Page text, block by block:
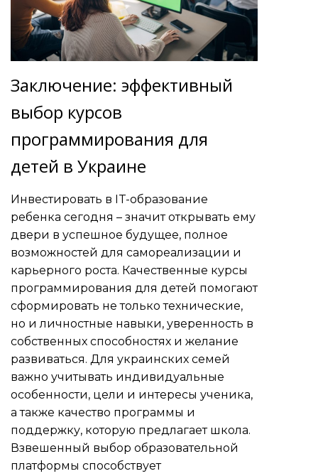
Заключение: эффективный
выбор курсов
программирования для
детей в Украине
Инвестировать в IT-образование
ребенка сегодня – значит открывать ему
двери в успешное будущее, полное
возможностей для самореализации и
карьерного роста. Качественные курсы
программирования для детей помогают
сформировать не только технические,
но и личностные навыки, уверенность в
собственных способностях и желание
развиваться. Для украинских семей
важно учитывать индивидуальные
особенности, цели и интересы ученика,
а также качество программы и
поддержку, которую предлагает школа.
Взвешенный выбор образовательной
платформы способствует